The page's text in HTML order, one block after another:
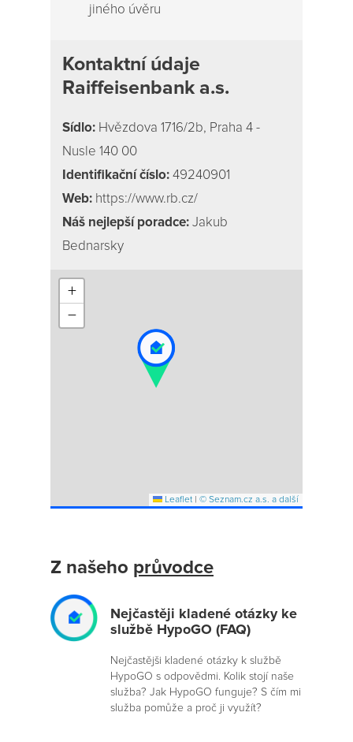
jiného úvěru
Kontaktní údaje
Raiffeisenbank a.s.
Sídlo: Hvězdova 1716/2b, Praha 4 -
Nusle 140 00
Identifikační číslo:49240901
Web: https://www.rb.cz/
Náš nejlepší poradce:Jakub
Bednarsky
+
−
Leaflet | © Seznam.cz a.s. a další
Z našeho průvodce
Nejčastěji kladené otázky ke
službě HypoGO (FAQ)
Nejčastějši kladené otázky k službě
HypoGO s odpovědmi. Kolik stojí naše
služba? Jak HypoGO funguje? S čím mi
služba pomůže a proč ji využít?